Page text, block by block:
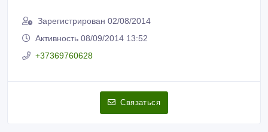
Зарегистрирован 02/08/2014
Активность 08/09/2014 13:52
+37369760628
Связаться